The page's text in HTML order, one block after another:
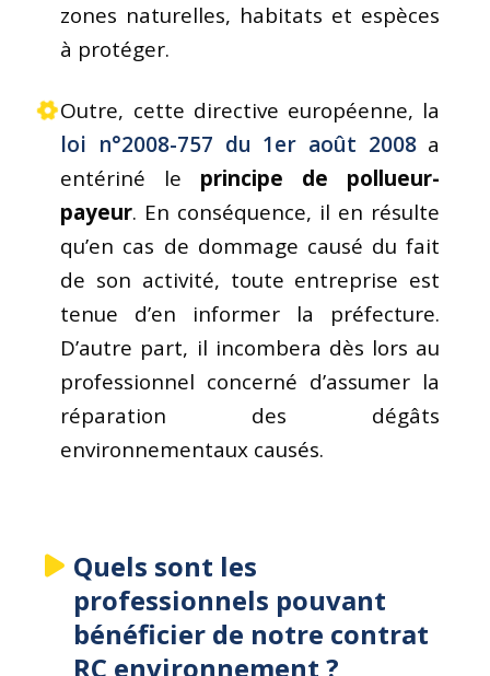
zones naturelles, habitats et espèces
à protéger.
Outre, cette directive européenne, la
loi n°2008-757 du 1er août 2008a
entériné le principe de pollueur-
payeur. En conséquence, il en résulte
qu’en cas de dommage causé du fait
de son activité, toute entreprise est
tenue d’en informer la préfecture.
D’autre part, il incombera dès lors au
professionnel concerné d’assumer la
réparation des dégâts
environnementaux causés.
Quels sont les
professionnels pouvant
bénéficier de notre contrat
RC environnement ?